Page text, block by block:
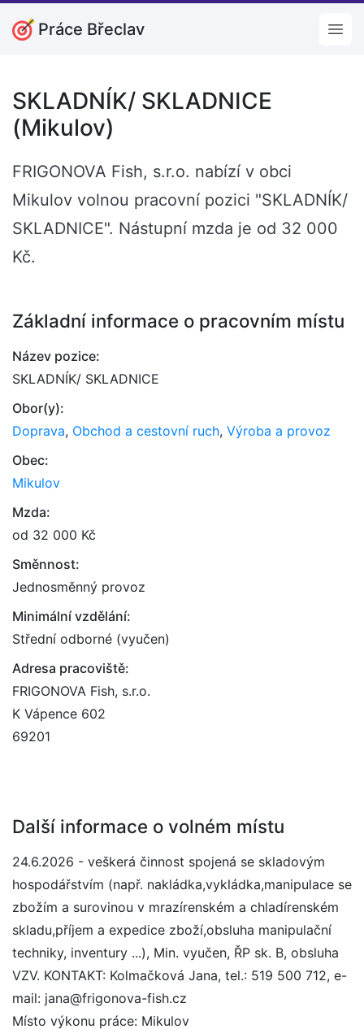
Práce Břeclav
SKLADNÍK/ SKLADNICE
(Mikulov)
FRIGONOVA Fish, s.r.o. nabízí v obci
Mikulov volnou pracovní pozici "SKLADNÍK/
SKLADNICE". Nástupní mzda je od 32 000
Kč.
Základní informace o pracovním místu
Název pozice:
SKLADNÍK/ SKLADNICE
Obor(y):
Doprava, Obchod a cestovní ruch, Výroba a provoz
Obec:
Mikulov
Mzda:
od 32 000 Kč
Směnnost:
Jednosměnný provoz
Minimální vzdělání:
Střední odborné (vyučen)
Adresa pracoviště:
FRIGONOVA Fish, s.r.o.
K Vápence 602
69201
Další informace o volném místu
24.6.2026 - veškerá činnost spojená se skladovým
hospodářstvím (např. nakládka,vykládka,manipulace se
zbožím a surovinou v mrazírenském a chladírenském
skladu,příjem a expedice zboží,obsluha manipulační
techniky, inventury ...), Min. vyučen, ŘP sk. B, obsluha
VZV. KONTAKT: Kolmačková Jana, tel.: 519 500 712, e-
mail: jana@frigonova-fish.cz
Místo výkonu práce: Mikulov